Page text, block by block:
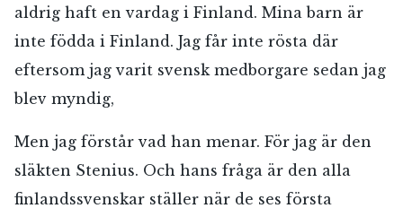
aldrig haft en vardag i Finland. Mina barn är
inte födda i Finland. Jag får inte rösta där
eftersom jag varit svensk medborgare sedan jag
blev myndig,
Men jag förstår vad han menar. För jag är den
släkten Stenius. Och hans fråga är den alla
finlandssvenskar ställer när de ses första